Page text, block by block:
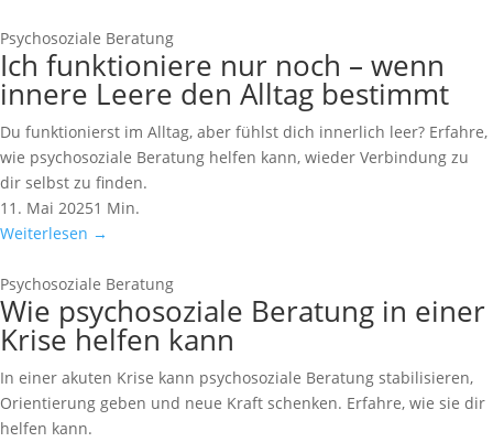
Psychosoziale Beratung
Ich funktioniere nur noch – wenn
innere Leere den Alltag bestimmt
Du funktionierst im Alltag, aber fühlst dich innerlich leer? Erfahre,
wie psychosoziale Beratung helfen kann, wieder Verbindung zu
dir selbst zu finden.
11. Mai 20251 Min.
Weiterlesen →
Psychosoziale Beratung
Wie psychosoziale Beratung in einer
Krise helfen kann
In einer akuten Krise kann psychosoziale Beratung stabilisieren,
Orientierung geben und neue Kraft schenken. Erfahre, wie sie dir
helfen kann.